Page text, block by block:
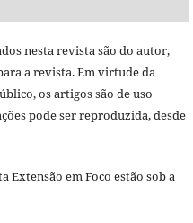
nesta revista são do autor,
a revista. Em virtude da
os artigos são de uso
pode ser reproduzida, desde
Extensão em Foco estão sob a